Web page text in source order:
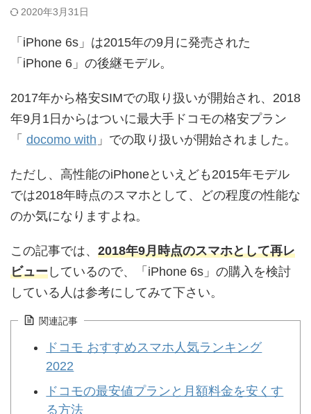
2020年3月31日
「iPhone 6s」は2015年の9月に発売された
「iPhone 6」の後継モデル。
2017年から格安SIMでの取り扱いが開始され、2018
年9月1日からはついに最大手ドコモの格安プラン
「 docomo with 」での取り扱いが開始されました。
ただし、高性能のiPhoneといえども2015年モデル
では2018年時点のスマホとして、どの程度の性能な
のか気になりますよね。
この記事では、 2018年9月時点のスマホとして再レ
ビュー しているので、「iPhone 6s」の購入を検討
している人は参考にしてみて下さい。
関連記事
ドコモ おすすめスマホ人気ランキング
2022
ドコモの最安値プランと月額料金を安くす
る方法